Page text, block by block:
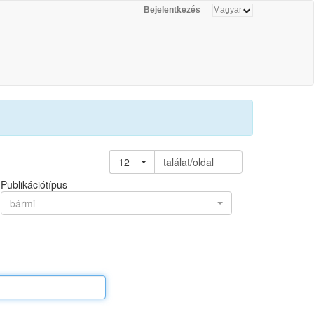
Bejelentkezés
12
találat/oldal
Publikációtípus
bármi